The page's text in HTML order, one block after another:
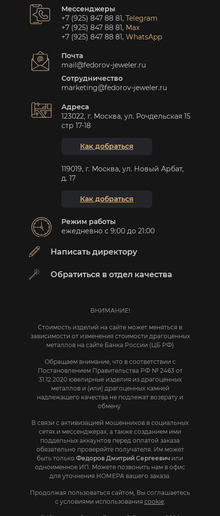
Мессенджеры
+7 (925) 847 88 81, Telegram
+7 (925) 847 88 81, Max
+7 (925) 847 88 81, WhatsApp
Почта
mail@fedorov-jeweler.ru
Сотрудничество
marketing@fedorov-jeweler.ru
Адреса
123022, г. Москва, ул. Рочдельская 15
стр 17-18
Как добраться
119019, г. Москва, ул. Новый Арбат,
д. 17
Как добраться
Режим работы
ежедневно с 9:00 до 21:00
Написать директору
Обратиться в отдел качества
ВНИМАНИЕ!
Стоимость изделий на сайте может меняться в
зависимости от изменения стоимости драгоценных
металлов на сайте Банка России (ЦБ РФ)
Обращаем внимание, что в соответствии с
Постановлением Правительства РФ № 2463 от
31.12.2020 ювелирные изделия из драгоценных
металлов и (или) драгоценных камней
надлежащего качества не подлежат возврату и
обмену.
В связи с активизацией мошенников в социальных
сетях и мессенджерах, а также созданием ими
поддельных аккаунтов перед оплатой заказа
обязательно проверяйте получателя. Им может
быть только Федоров Дмитрий Сергеевич или
одноименное ИП. Mожете позвонить нам в офис
для уточнения НОМЕРА вашего заказа.
Продолжая пользоваться сайтом, Вы соглашаетесь
с условиями использования cookie.